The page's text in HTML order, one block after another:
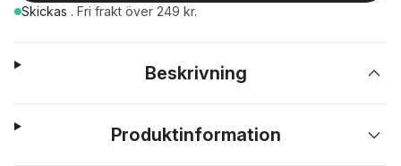
Skickas . Fri frakt över 249 kr.
Beskrivning
Produktinformation